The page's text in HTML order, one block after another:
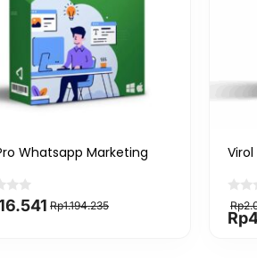
Whatsapp Marketing
Rp1.194.235
Virol
Rp
Rp
is: